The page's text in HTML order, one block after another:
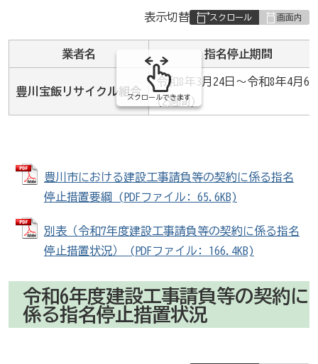
表
み
の
表示切替
業者名 指名停止期間
豊川宝飯リサイクル組合
令和8年3月24日～令和8年4月6
(2週間)
スクロールできます
豊川市における建設工事請負等の契約に係る指名
停止措置要綱 (PDFファイル: 65.6KB)
別表（令和7年度建設工事請負等の契約に係る指名
停止措置状況） (PDFファイル: 166.4KB)
令和6年度建設工事請負等の契約に
係る指名停止措置状況